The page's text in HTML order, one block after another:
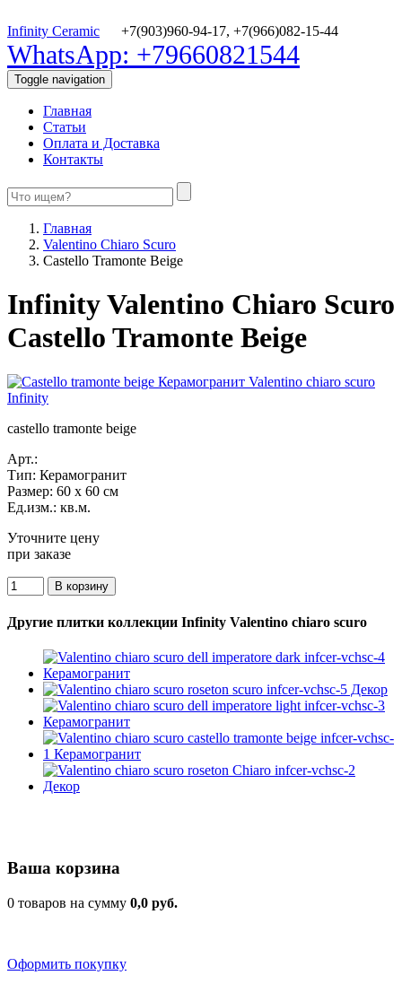
Infinity Ceramic +7(903)960-94-17, +7(966)082-15-44
WhatsApp: +79660821544
Toggle navigation
Главная
Статьи
Оплата и Доставка
Контакты
Главная
Valentino Chiaro Scuro
Castello Tramonte Beige
Infinity Valentino Chiaro Scuro
Castello Tramonte Beige
castello tramonte beige
Арт.:
Тип: Керамогранит
Размер: 60 x 60 см
Ед.изм.: кв.м.
Уточните цену
при заказе
Другие плитки коллекции Infinity Valentino chiaro scuro
Ваша корзина
0 товаров на сумму 0,0 руб.
Оформить покупку